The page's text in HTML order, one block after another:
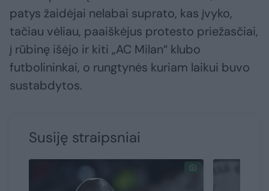
patys žaidėjai nelabai suprato, kas įvyko,
tačiau vėliau, paaiškėjus protesto priežasčiai,
į rūbinę išėjo ir kiti „AC Milan“ klubo
futbolininkai, o rungtynės kuriam laikui buvo
sustabdytos.
Susiję straipsniai